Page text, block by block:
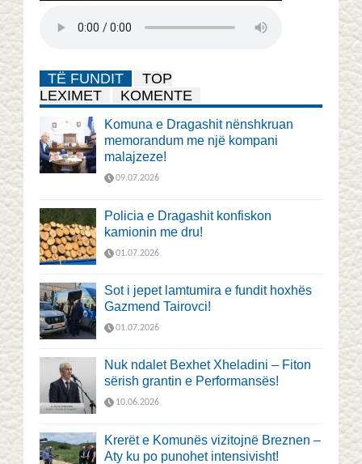
TË FUNDIT
TOP
LEXIMET
KOMENTE
Komuna e Dragashit nënshkruan
memorandum me një kompani
malajzeze!
09.07.2026
Policia e Dragashit konfiskon
kamionin me dru!
01.07.2026
Sot i jepet lamtumira e fundit hoxhës
Gazmend Tairovci!
01.07.2026
Nuk ndalet Bexhet Xheladini – Fiton
sërish grantin e Performansës!
10.06.2026
Krerët e Komunës vizitojnë Breznen –
Aty ku po punohet intensivisht!